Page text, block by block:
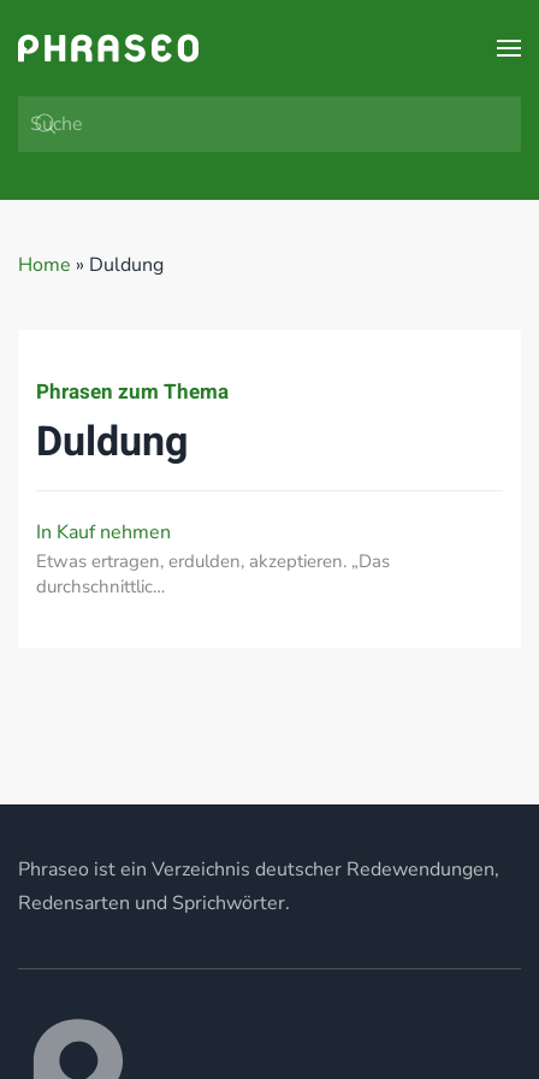
Zum Hauptinhalt springen
Home » Duldung
Phrasen zum Thema
Duldung
In Kauf nehmen
Etwas ertragen, erdulden, akzeptieren. „Das
durchschnittlic…
Phraseo ist ein Verzeichnis deutscher Redewendungen,
Redensarten und Sprichwörter.